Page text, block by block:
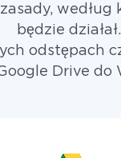
według
będzie działał.
odstępach
Drive do